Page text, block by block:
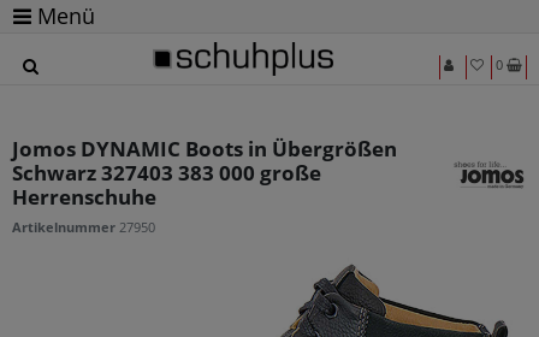
Menü
0
Jomos DYNAMIC Boots in Übergrößen
Schwarz 327403 383 000 große
Herrenschuhe
Artikelnummer 27950